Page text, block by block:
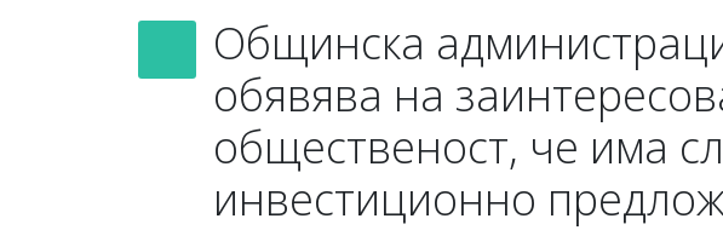
Общинска
обявява на
общественост, че има
инвестиционно